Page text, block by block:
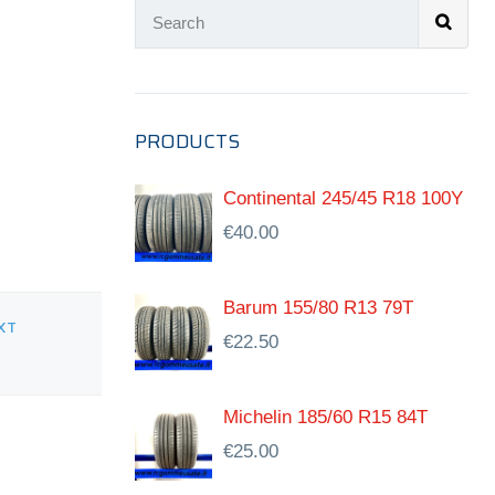
PRODUCTS
Continental 245/45 R18 100Y
€40.00
Barum 155/80 R13 79T
€22.50
Michelin 185/60 R15 84T
€25.00